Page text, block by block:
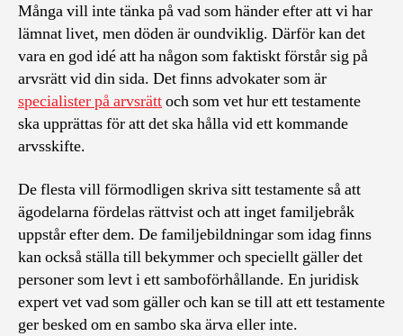
Många vill inte tänka på vad som händer efter att vi har
lämnat livet, men döden är oundviklig. Därför kan det
vara en god idé att ha någon som faktiskt förstår sig på
arvsrätt vid din sida. Det finns advokater som är
specialister på arvsrättoch som vet hur ett testamente
ska upprättas för att det ska hålla vid ett kommande
arvsskifte.
De flesta vill förmodligen skriva sitt testamente så att
ägodelarna fördelas rättvist och att inget familjebråk
uppstår efter dem. De familjebildningar som idag finns
kan också ställa till bekymmer och speciellt gäller det
personer som levt i ett samboförhållande. En juridisk
expert vet vad som gäller och kan se till att ett testamente
ger besked om en sambo ska ärva eller inte.